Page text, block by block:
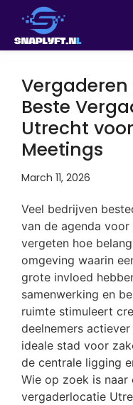
Beste
Utrecht
Meetings
March 11, 2026
Veel bedrijven
van de agenda
vergeten hoe
omgeving waarin
grote invloed
samenwerking en
ruimte stimuleert
deelnemers
ideale stad voor
de centrale ligging
Wie op zoek is naar
vergaderlocatie